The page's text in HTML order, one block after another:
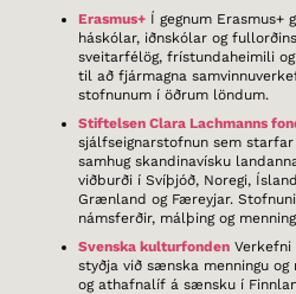
Erasmus+Í gegnum Erasmus+
háskólar, iðnskólar og
sveitarfélög, frístundaheimili
til að fjármagna
stofnunum í öðrum löndum.
Stiftelsen Clara Lachmanns
sjálfseignarstofnun sem
samhug skandinavísku
viðburði í Svíþjóð, Noregi,
Grænland og Færeyjar.
námsferðir, málþing og
Svenska kulturfondenVerkefni
styðja við sænska menningu
og athafnalíf á sænsku í